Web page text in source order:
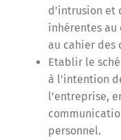
d’intrusion et
inhérentes au
au cahier des
Etablir le
à l’intention
l’entreprise,
personnel.